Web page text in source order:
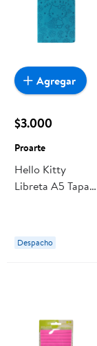
$3.000
Proarte
Hello Kitty
Libreta A5 Tapa
Despacho
Agregar